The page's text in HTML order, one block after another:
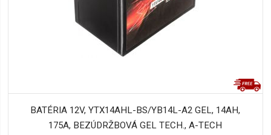
BATÉRIA 12V, YTX14AHL-BS/YB14L-A2 GEL, 14AH,
175A, BEZÚDRŽBOVÁ GEL TECH., A-TECH